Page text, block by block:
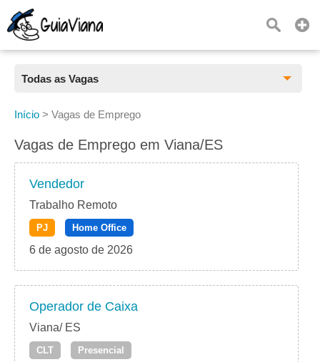
Todas as Vagas
Todas as Vagas
CLT
Freelancer
PJ
Início > Vagas de Emprego
Vagas de Emprego em Viana/ES
Vendedor
Trabalho Remoto
PJ Home Office
6 de agosto de 2026
Operador de Caixa
Viana/ ES
CLT Presencial